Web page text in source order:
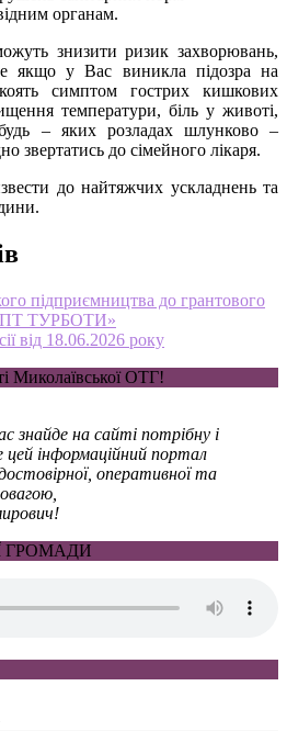
органам.
знизити ризик захворювань,
якщо у Вас виникла підозра на
симптом гострих кишкових
температури, біль у животі,
– яких розладах шлунково –
звертатись до сімейного лікаря.
до найтяжчих ускладнень та
підприємництва до грантового
ТУРБОТИ»
від 18.06.2026 року
Миколаївської ОТГ!
знайде на сайті потрібну і
інформаційний портал
оперативної та
ГРОМАДИ